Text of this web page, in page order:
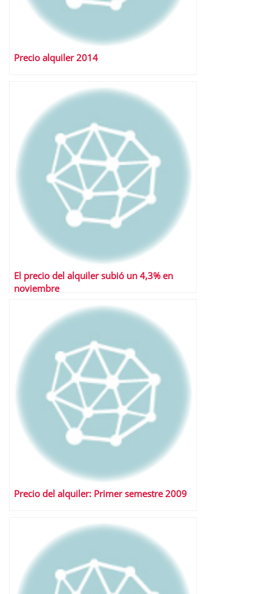
Precio alquiler 2014
El precio del alquiler subió un 4,3% en
noviembre
Precio del alquiler: Primer semestre 2009